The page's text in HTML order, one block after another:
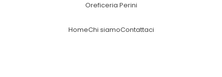
Oreficeria Perini
HomeChi siamoContattaci